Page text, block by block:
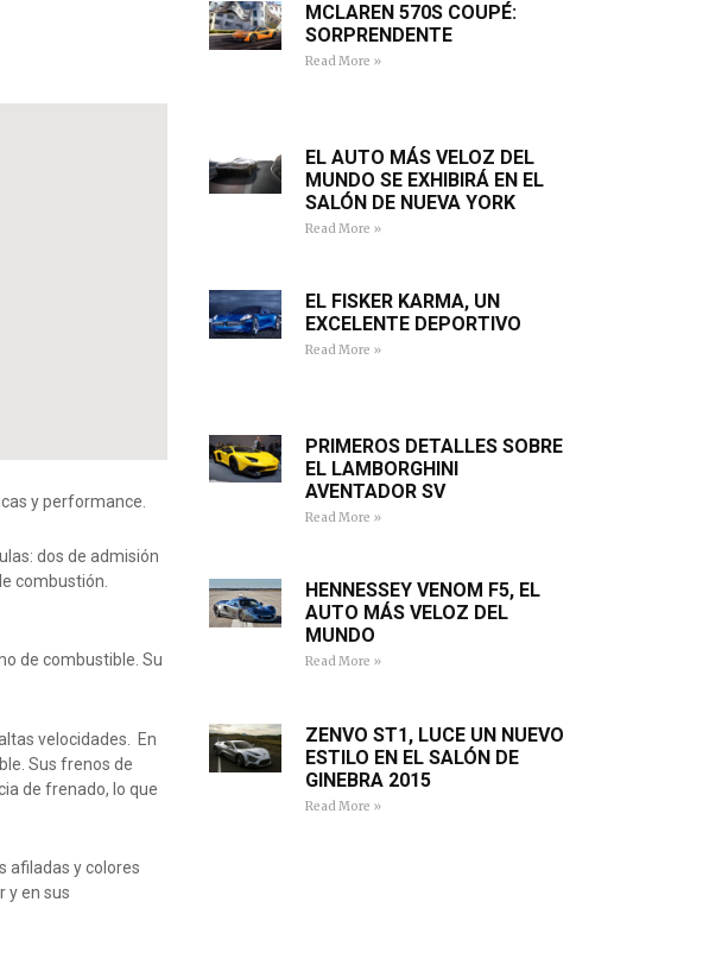
y performance.
dos de admisión
combustión.
de combustible. Su
velocidades. En
Sus frenos de
de frenado, lo que
afiladas y colores
y en sus
MCLAREN 570S COUPÉ:
SORPRENDENTE
Read More »
EL AUTO MÁS VELOZ DEL
MUNDO SE EXHIBIRÁ EN EL
SALÓN DE NUEVA YORK
Read More »
EL FISKER KARMA, UN
EXCELENTE DEPORTIVO
Read More »
PRIMEROS DETALLES SOBRE
EL LAMBORGHINI
AVENTADOR SV
Read More »
HENNESSEY VENOM F5, EL
AUTO MÁS VELOZ DEL
MUNDO
Read More »
ZENVO ST1, LUCE UN NUEVO
ESTILO EN EL SALÓN DE
GINEBRA 2015
Read More »